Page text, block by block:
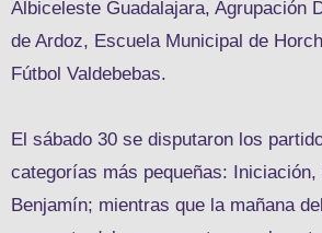
Albiceleste Guadalajara, Agrupación
de Ardoz, Escuela Municipal de
Fútbol Valdebebas.
El sábado 30 se disputaron los
categorías más pequeñas:
Benjamín; mientras que la mañana